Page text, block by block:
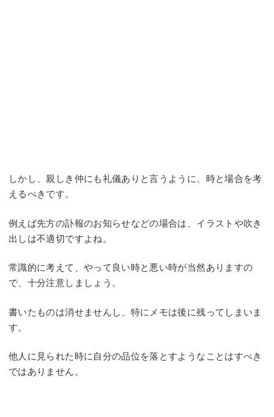
しかし、親しき仲にも礼儀ありと言うように、時と場合を考
えるべきです。
例えば先方の訃報のお知らせなどの場合は、イラストや吹き
出しは不適切ですよね。
常識的に考えて、やって良い時と悪い時が当然ありますの
で、十分注意しましょう。
書いたものは消せませんし、特にメモは後に残ってしまいま
す。
他人に見られた時に自分の品位を落とすようなことはすべき
ではありません。